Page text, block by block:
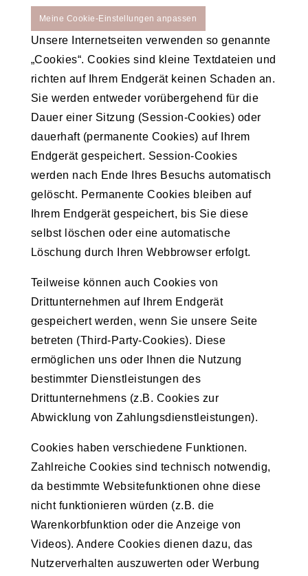
Meine Cookie-Einstellungen anpassen
Unsere Internetseiten verwenden so genannte
„Cookies“. Cookies sind kleine Textdateien und
richten auf Ihrem Endgerät keinen Schaden an.
Sie werden entweder vorübergehend für die
Dauer einer Sitzung (Session-Cookies) oder
dauerhaft (permanente Cookies) auf Ihrem
Endgerät gespeichert. Session-Cookies
werden nach Ende Ihres Besuchs automatisch
gelöscht. Permanente Cookies bleiben auf
Ihrem Endgerät gespeichert, bis Sie diese
selbst löschen oder eine automatische
Löschung durch Ihren Webbrowser erfolgt.
Teilweise können auch Cookies von
Drittunternehmen auf Ihrem Endgerät
gespeichert werden, wenn Sie unsere Seite
betreten (Third-Party-Cookies). Diese
ermöglichen uns oder Ihnen die Nutzung
bestimmter Dienstleistungen des
Drittunternehmens (z.B. Cookies zur
Abwicklung von Zahlungsdienstleistungen).
Cookies haben verschiedene Funktionen.
Zahlreiche Cookies sind technisch notwendig,
da bestimmte Websitefunktionen ohne diese
nicht funktionieren würden (z.B. die
Warenkorbfunktion oder die Anzeige von
Videos). Andere Cookies dienen dazu, das
Nutzerverhalten auszuwerten oder Werbung